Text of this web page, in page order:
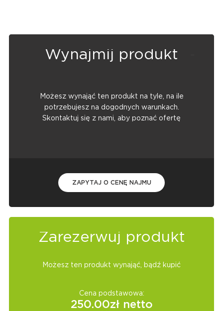
Wynajmij produkt
Możesz wynająć ten produkt na tyle, na ile
potrzebujesz na dogodnych warunkach.
Skontaktuj się z nami, aby poznać ofertę
ZAPYTAJ O CENĘ NAJMU
Zarezerwuj produkt
Możesz ten produkt wynająć, bądź kupić
Cena podstawowa:
250.00zł netto